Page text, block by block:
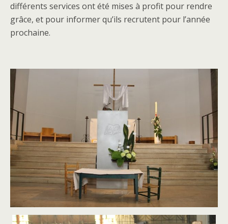
différents services ont été mises à profit pour rendre
grâce, et pour informer qu’ils recrutent pour l’année
prochaine.